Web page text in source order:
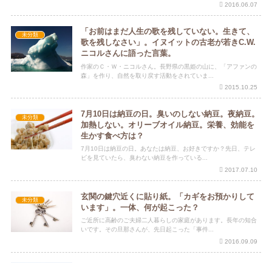
2016.06.07
未分類
「お前はまだ人生の歌を残していない。生きて、
歌を残しなさい」。イヌイットの古老が若きC.W.
ニコルさんに語った言葉。
作家のＣ・Ｗ・ニコルさん。長野県の黒姫の山に、「アファンの
森」を作り、自然を取り戻す活動をされていま...
2015.10.25
未分類
7月10日は納豆の日。臭いのしない納豆。夜納豆。
加熱しない。オリーブオイル納豆。栄養、効能を
生かす食べ方は？
7月10日は納豆の日。あなたは納豆、お好きですか？先日、テレ
ビを見ていたら、臭わない納豆を作っている...
2017.07.10
未分類
玄関の鍵穴近くに貼り紙。「カギをお預かりして
います」。一体、何が起こった？
ご近所に高齢のご夫婦二人暮らしの家庭があります。長年の知合
いです。その旦那さんが、先日起こった「事件...
2016.09.09